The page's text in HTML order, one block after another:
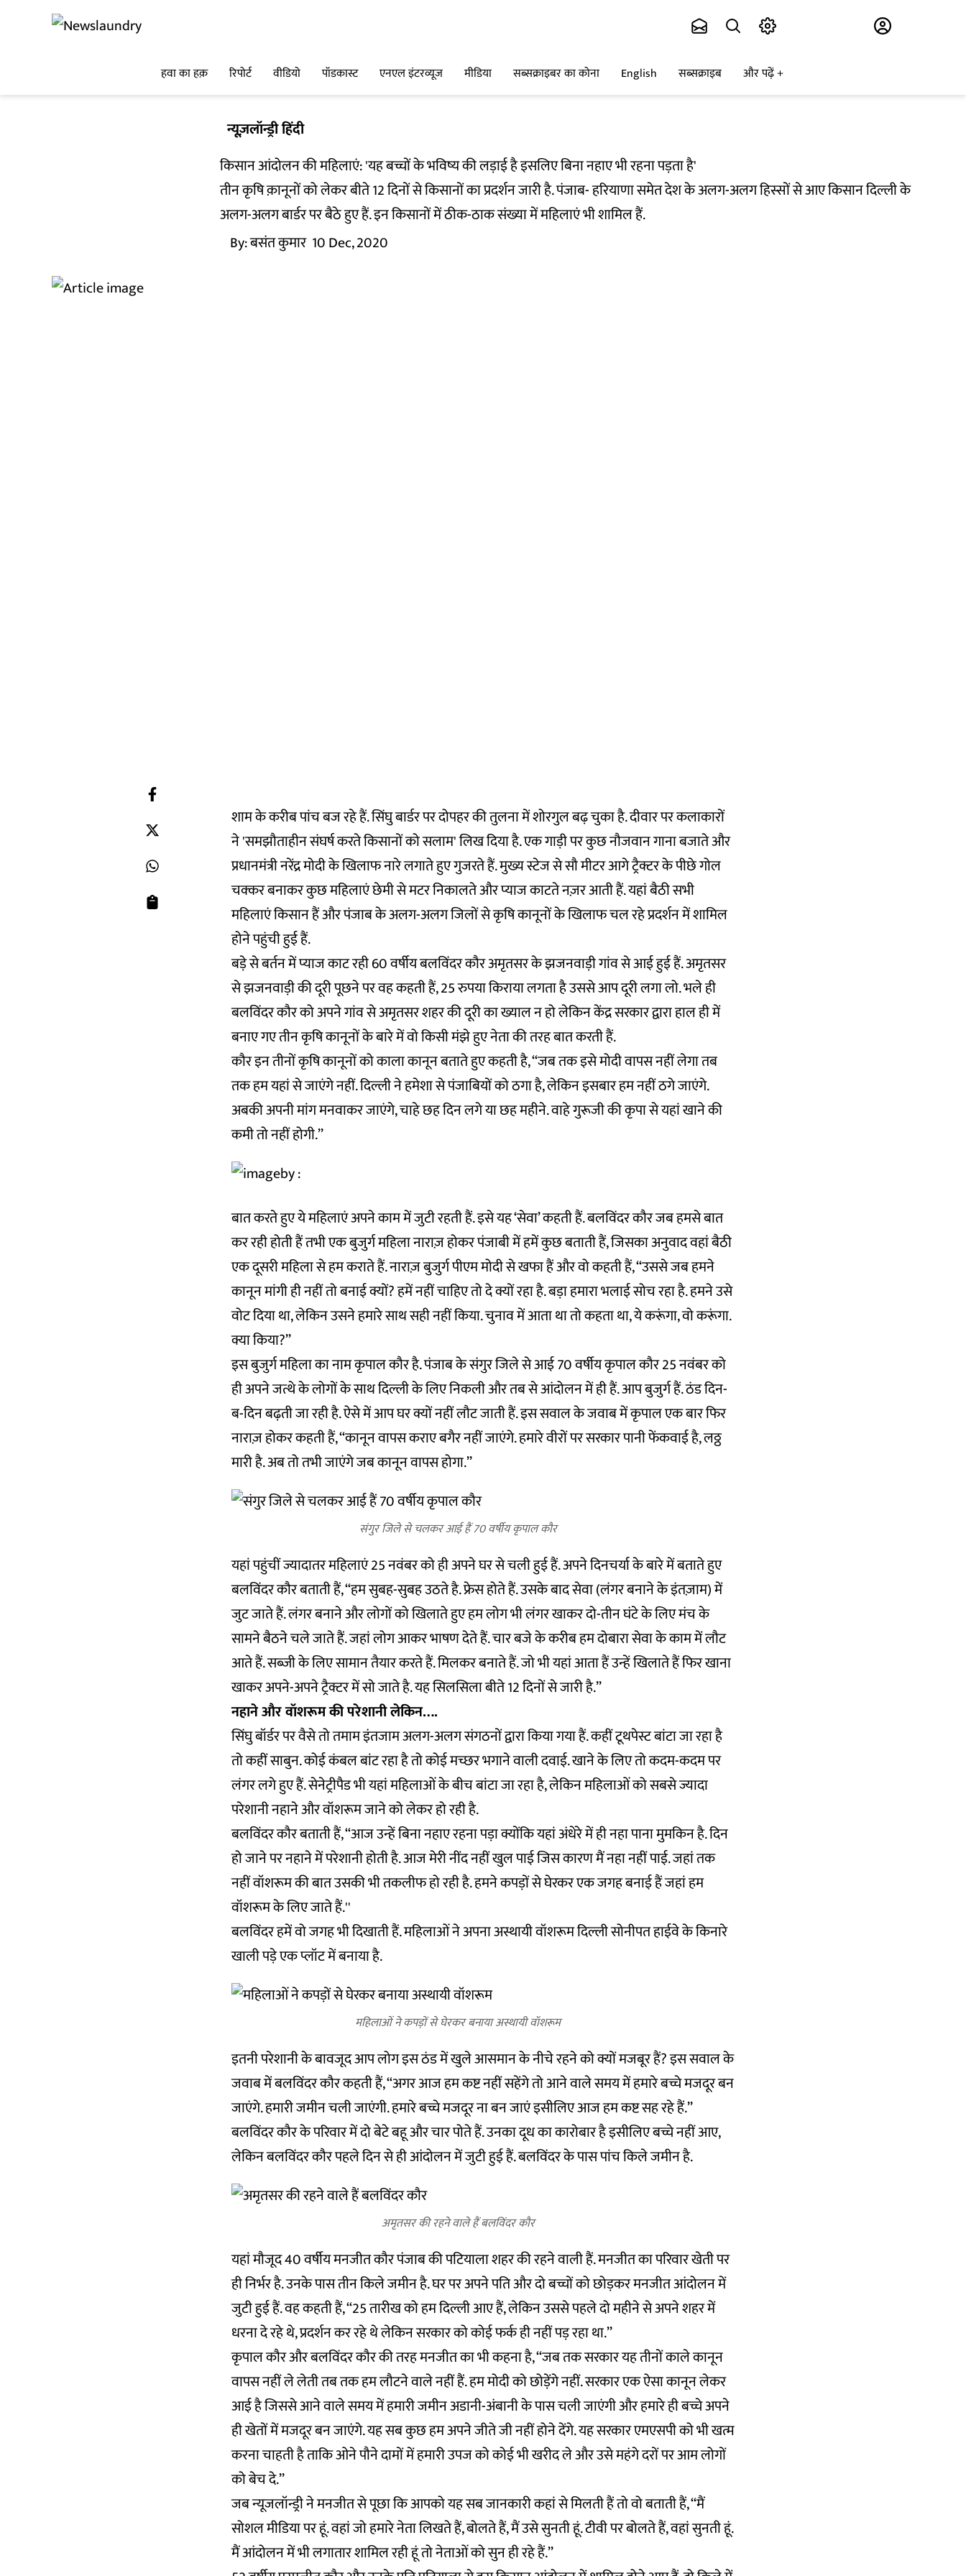
हवा का हक़ रिपोर्ट वीडियो पॉडकास्ट एनएल इंटरव्यूज मीडिया सब्सक्राइबर का कोना English सब्सक्राइब और पढ़ें
न्यूज़लॉन्ड्री हिंदी
किसान आंदोलन की महिलाएं: 'यह बच्चों के भविष्य की लड़ाई है इसलिए बिना नहाए भी रहना पड़ता है'
तीन कृषि क़ानूनों को लेकर बीते 12 दिनों से किसानों का प्रदर्शन जारी है. पंजाब- हरियाणा समेत देश के अलग-अलग हिस्सों से आए किसान दिल्ली के
अलग-अलग बार्डर पर बैठे हुए हैं. इन किसानों में ठीक-ठाक संख्या में महिलाएं भी शामिल हैं.
By:बसंत कुमार 10 Dec, 2020
शाम के करीब पांच बज रहे हैं. सिंघु बार्डर पर दोपहर की तुलना में शोरगुल बढ़ चुका है. दीवार पर कलाकारों
ने 'समझौताहीन संघर्ष करते किसानों को सलाम' लिख दिया है. एक गाड़ी पर कुछ नौजवान गाना बजाते और
प्रधानमंत्री नरेंद्र मोदी के खिलाफ नारे लगाते हुए गुजरते हैं. मुख्य स्टेज से सौ मीटर आगे ट्रैक्टर के पीछे गोल
चक्कर बनाकर कुछ महिलाएं छेमी से मटर निकालते और प्याज काटते नज़र आती हैं. यहां बैठी सभी
महिलाएं किसान हैं और पंजाब के अलग-अलग जिलों से कृषि कानूनों के खिलाफ चल रहे प्रदर्शन में शामिल
होने पहुंची हुई हैं.
बड़े से बर्तन में प्याज काट रही 60 वर्षीय बलविंदर कौर अमृतसर के झजनवाड़ी गांव से आई हुई हैं. अमृतसर
से झजनवाड़ी की दूरी पूछने पर वह कहती हैं, 25 रुपया किराया लगता है उससे आप दूरी लगा लो. भले ही
बलविंदर कौर को अपने गांव से अमृतसर शहर की दूरी का ख्याल न हो लेकिन केंद्र सरकार द्वारा हाल ही में
बनाए गए तीन कृषि कानूनों के बारे में वो किसी मंझे हुए नेता की तरह बात करती हैं.
कौर इन तीनों कृषि कानूनों को काला कानून बताते हुए कहती है, ‘‘जब तक इसे मोदी वापस नहीं लेगा तब
तक हम यहां से जाएंगे नहीं. दिल्ली ने हमेशा से पंजाबियों को ठगा है, लेकिन इसबार हम नहीं ठगे जाएंगे.
अबकी अपनी मांग मनवाकर जाएंगे, चाहे छह दिन लगे या छह महीने. वाहे गुरूजी की कृपा से यहां खाने की
कमी तो नहीं होगी.’’
बात करते हुए ये महिलाएं अपने काम में जुटी रहती हैं. इसे यह ‘सेवा’ कहती हैं. बलविंदर कौर जब हमसे बात
कर रही होती हैं तभी एक बुजुर्ग महिला नाराज़ होकर पंजाबी में हमें कुछ बताती हैं, जिसका अनुवाद वहां बैठी
एक दूसरी महिला से हम कराते हैं. नाराज़ बुजुर्ग पीएम मोदी से खफा हैं और वो कहती हैं, ‘‘उससे जब हमने
कानून मांगी ही नहीं तो बनाई क्यों? हमें नहीं चाहिए तो दे क्यों रहा है. बड़ा हमारा भलाई सोच रहा है. हमने उसे
वोट दिया था, लेकिन उसने हमारे साथ सही नहीं किया. चुनाव में आता था तो कहता था, ये करूंगा, वो करूंगा.
क्या किया?’’
इस बुजुर्ग महिला का नाम कृपाल कौर है. पंजाब के संगुर जिले से आई 70 वर्षीय कृपाल कौर 25 नवंबर को
ही अपने जत्थे के लोगों के साथ दिल्ली के लिए निकली और तब से आंदोलन में ही हैं. आप बुजुर्ग हैं. ठंड दिन-
ब-दिन बढ़ती जा रही है. ऐसे में आप घर क्यों नहीं लौट जाती हैं. इस सवाल के जवाब में कृपाल एक बार फिर
नाराज़ होकर कहती हैं, ‘‘कानून वापस कराए बगैर नहीं जाएंगे. हमारे वीरों पर सरकार पानी फेंकवाई है, लठ्ठ
मारी है. अब तो तभी जाएंगे जब कानून वापस होगा.’’
संगुर जिले से चलकर आई हैं 70 वर्षीय कृपाल कौर
यहां पहुंचीं ज्यादातर महिलाएं 25 नवंबर को ही अपने घर से चली हुई हैं. अपने दिनचर्या के बारे में बताते हुए
बलविंदर कौर बताती हैं, ‘‘हम सुबह-सुबह उठते है. फ्रेस होते हैं. उसके बाद सेवा (लंगर बनाने के इंतज़ाम) में
जुट जाते हैं. लंगर बनाने और लोगों को खिलाते हुए हम लोग भी लंगर खाकर दो-तीन घंटे के लिए मंच के
सामने बैठने चले जाते हैं. जहां लोग आकर भाषण देते हैं. चार बजे के करीब हम दोबारा सेवा के काम में लौट
आते हैं. सब्जी के लिए सामान तैयार करते हैं. मिलकर बनाते हैं. जो भी यहां आता हैं उन्हें खिलाते हैं फिर खाना
खाकर अपने-अपने ट्रैक्टर में सो जाते है. यह सिलसिला बीते 12 दिनों से जारी है.’’
नहाने और वॉशरूम की परेशानी लेकिन….
सिंघु बॉर्डर पर वैसे तो तमाम इंतजाम अलग-अलग संगठनों द्वारा किया गया हैं. कहीं टूथपेस्ट बांटा जा रहा है
तो कहीं साबुन. कोई कंबल बांट रहा है तो कोई मच्छर भगाने वाली दवाई. खाने के लिए तो कदम-कदम पर
लंगर लगे हुए हैं. सेनेट्रीपैड भी यहां महिलाओं के बीच बांटा जा रहा है, लेकिन महिलाओं को सबसे ज्यादा
परेशानी नहाने और वॉशरूम जाने को लेकर हो रही है.
बलविंदर कौर बताती हैं, ‘‘आज उन्हें बिना नहाए रहना पड़ा क्योंकि यहां अंधेरे में ही नहा पाना मुमकिन है. दिन
हो जाने पर नहाने में परेशानी होती है. आज मेरी नींद नहीं खुल पाई जिस कारण मैं नहा नहीं पाई. जहां तक
नहीं वॉशरूम की बात उसकी भी तकलीफ हो रही है. हमने कपड़ों से घेरकर एक जगह बनाई हैं जहां हम
वॉशरूम के लिए जाते हैं.''
बलविंदर हमें वो जगह भी दिखाती हैं. महिलाओं ने अपना अस्थायी वॉशरूम दिल्ली सोनीपत हाईवे के किनारे
खाली पड़े एक प्लॉट में बनाया है.
महिलाओं ने कपड़ों से घेरकर बनाया अस्थायी वॉशरूम
इतनी परेशानी के बावजूद आप लोग इस ठंड में खुले आसमान के नीचे रहने को क्यों मजबूर हैं? इस सवाल के
जवाब में बलविंदर कौर कहती हैं, ‘‘अगर आज हम कष्ट नहीं सहेंगे तो आने वाले समय में हमारे बच्चे मजदूर बन
जाएंगे. हमारी जमीन चली जाएंगी. हमारे बच्चे मजदूर ना बन जाएं इसीलिए आज हम कष्ट सह रहे हैं.’’
बलविंदर कौर के परिवार में दो बेटे बहू और चार पोते हैं. उनका दूध का कारोबार है इसीलिए बच्चे नहीं आए,
लेकिन बलविंदर कौर पहले दिन से ही आंदोलन में जुटी हुई हैं. बलविंदर के पास पांच किले जमीन है.
अमृतसर की रहने वाले हैं बलविंदर कौर
यहां मौजूद 40 वर्षीय मनजीत कौर पंजाब की पटियाला शहर की रहने वाली हैं. मनजीत का परिवार खेती पर
ही निर्भर है. उनके पास तीन किले जमीन है. घर पर अपने पति और दो बच्चों को छोड़कर मनजीत आंदोलन में
जुटी हुई हैं. वह कहती हैं, ‘‘25 तारीख को हम दिल्ली आए हैं, लेकिन उससे पहले दो महीने से अपने शहर में
धरना दे रहे थे, प्रदर्शन कर रहे थे लेकिन सरकार को कोई फर्क ही नहीं पड़ रहा था.’’
कृपाल कौर और बलविंदर कौर की तरह मनजीत का भी कहना है, ‘‘जब तक सरकार यह तीनों काले कानून
वापस नहीं ले लेती तब तक हम लौटने वाले नहीं हैं. हम मोदी को छोड़ेंगे नहीं. सरकार एक ऐसा कानून लेकर
आई है जिससे आने वाले समय में हमारी जमीन अडानी-अंबानी के पास चली जाएंगी और हमारे ही बच्चे अपने
ही खेतों में मजदूर बन जाएंगे. यह सब कुछ हम अपने जीते जी नहीं होने देंगे. यह सरकार एमएसपी को भी खत्म
करना चाहती है ताकि ओने पौने दामों में हमारी उपज को कोई भी खरीद ले और उसे महंगे दरों पर आम लोगों
को बेच दे.’’
जब न्यूजलॉन्ड्री ने मनजीत से पूछा कि आपको यह सब जानकारी कहां से मिलती हैं तो वो बताती हैं, ‘‘मैं
सोशल मीडिया पर हूं. वहां जो हमारे नेता लिखते हैं, बोलते हैं, मैं उसे सुनती हूं. टीवी पर बोलते हैं, वहां सुनती हूं.
मैं आंदोलन में भी लगातार शामिल रही हूं तो नेताओं को सुन ही रहे हैं.’’